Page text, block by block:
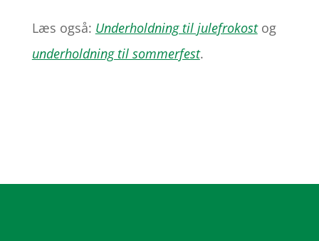
Læs også: Underholdning til julefrokostog
underholdning til sommerfest.